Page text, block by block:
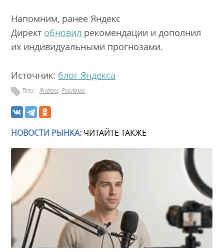
Напомним, ранее Яндекс
Директ обновил рекомендации и дополнил
их индивидуальными прогнозами.
Источник: блог Яндекса
Теги: Яндекс Реклама
НОВОСТИ РЫНКА: ЧИТАЙТЕ ТАКЖЕ